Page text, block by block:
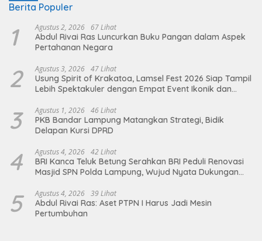
Berita Populer
1 Agustus 2, 2026 67 Lihat
Abdul Rivai Ras Luncurkan Buku Pangan dalam Aspek
Pertahanan Negara
2 Agustus 3, 2026 47 Lihat
Usung Spirit of Krakatoa, Lamsel Fest 2026 Siap Tampil
Lebih Spektakuler dengan Empat Event Ikonik dan
3 Agustus 1, 2026 46 Lihat
PKB Bandar Lampung Matangkan Strategi, Bidik
Delapan Kursi DPRD
4 Agustus 4, 2026 42 Lihat
BRI Kanca Teluk Betung Serahkan BRI Peduli Renovasi
Masjid SPN Polda Lampung, Wujud Nyata Dukungan
5 Agustus 4, 2026 39 Lihat
Abdul Rivai Ras: Aset PTPN I Harus Jadi Mesin
Pertumbuhan